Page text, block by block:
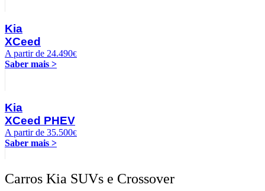
Kia
XCeed
A partir de 24.490€
Saber mais >
Kia
XCeed PHEV
A partir de 35.500€
Saber mais >
Carros Kia SUVs e Crossover